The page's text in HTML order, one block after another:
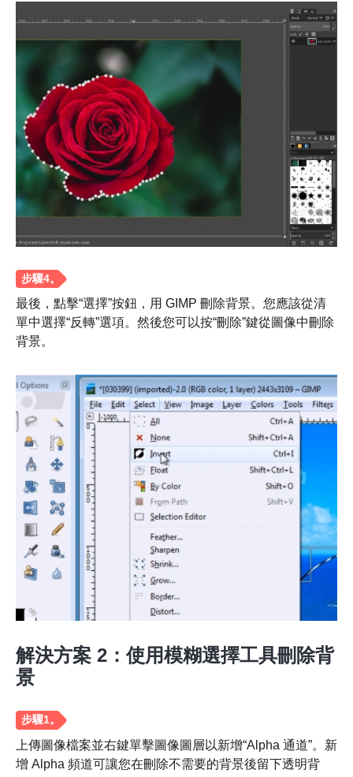
第 3 步。
最後，點擊“選擇”按鈕，用 GIMP 刪除背景。您應該從清
單中選擇“反轉”選項。然後您可以按“刪除”鍵從圖像中刪除
背景。
解決方案 2：使用模糊選擇工具刪除背
景
上傳圖像檔案並右鍵單擊圖像圖層以新增“Alpha 通道”。新
增 Alpha 頻道可讓您在刪除不需要的背景後留下透明背